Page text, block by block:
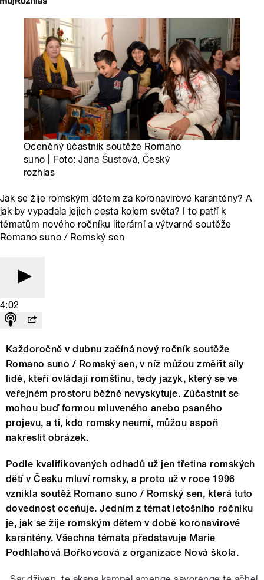
Oceněný účastník soutěže Romano
suno | Foto:Jana Šustová, Český
rozhlas
Jak se žije romským dětem za koronavirové karantény? A
jak by vypadala jejich cesta kolem světa? I to patří k
tématům nového ročníku literární a výtvarné soutěže
Romano suno / Romský sen
4:02
Každoročně v dubnu začíná nový ročník soutěže
Romano suno / Romský sen, v níž můžou změřit síly
lidé, kteří ovládají romštinu, tedy jazyk, který se ve
veřejném prostoru běžně nevyskytuje. Zúčastnit se
mohou buď formou mluveného anebo psaného
projevu, a ti, kdo romsky neumí, můžou aspoň
nakreslit obrázek.
Podle kvalifikovaných odhadů už jen třetina romských
dětí v Česku mluví romsky, a proto už v roce 1996
vznikla soutěž Romano suno / Romský sen, která tuto
dovednost oceňuje. Jedním z témat letošního ročníku
je, jak se žije romským dětem v době koronavirové
karantény. Všechna témata představuje Marie
Podhlahová Bořkovcová z organizace Nová škola.